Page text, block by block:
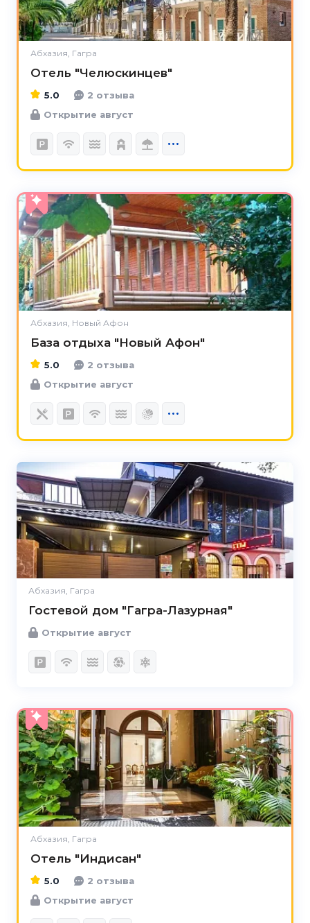
Абхазия, Гагра
Отель "Челюскинцев"
5.0
2 отзыва
Открытие август
Абхазия, Новый Афон
База отдыха "Новый Афон"
5.0
5.0
2 отзыва
Открытие август
Абхазия, Гагра
Гостевой дом "Гагра-Лазурная"
Открытие август
Абхазия, Гагра
Отель "Индисан"
5.0
5.0
2 отзыва
Открытие август